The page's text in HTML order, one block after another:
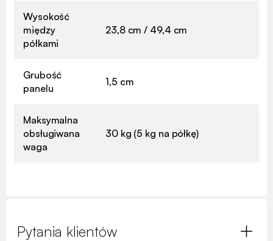
Wysokość
między
półkami
23,8 cm / 49,4 cm
Grubość
panelu
1,5 cm
Maksymalna
obsługiwana
waga
30 kg (5 kg na półkę)
Pytania klientów